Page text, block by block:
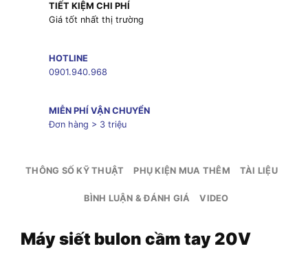
TIẾT KIỆM CHI PHÍ
Giá tốt nhất thị trường
HOTLINE
0901.940.968
MIỄN PHÍ VẬN CHUYỂN
Đơn hàng > 3 triệu
THÔNG SỐ KỸ THUẬT PHỤ KIỆN MUA THÊM TÀI LIỆU
BÌNH LUẬN & ĐÁNH GIÁ VIDEO
Máy siết bulon cầm tay 20V